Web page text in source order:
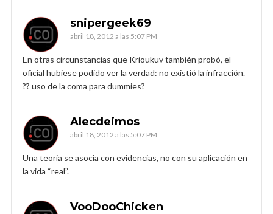
snipergeek69
abril 18, 2012 a las 5:07 PM
En otras circunstancias que Krioukuv también probó, el
oficial hubiese podido ver la verdad: no existió la infracción.
?? uso de la coma para dummies?
Alecdeimos
abril 18, 2012 a las 5:07 PM
Una teoria se asocia con evidencias, no con su aplicación en
la vida “real”.
VooDooChicken